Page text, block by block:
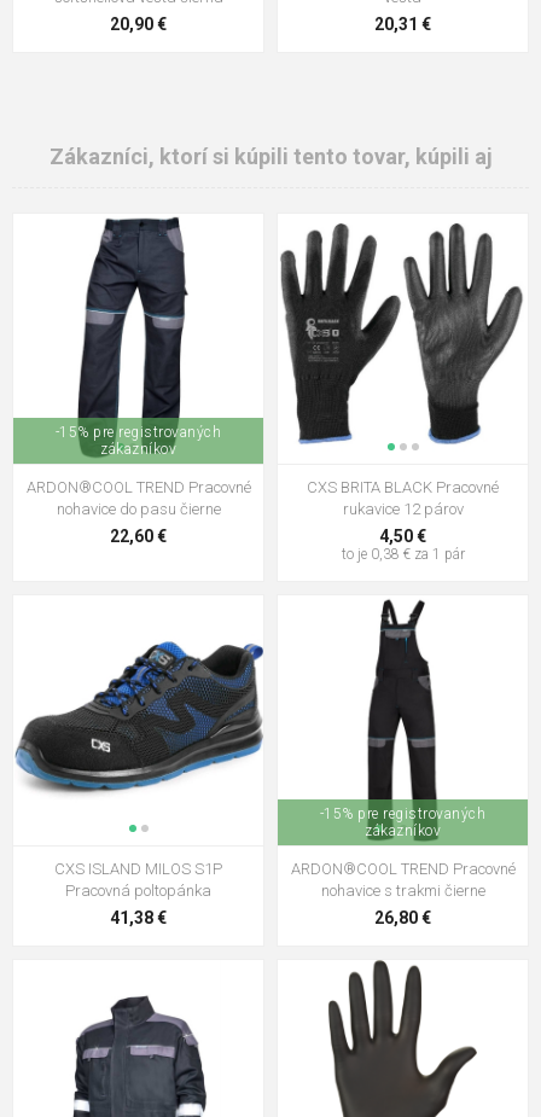
20,90 € 20,31 €
Zákazníci, ktorí si kúpili tento tovar, kúpili aj
-15% pre registrovaných
zákazníkov
ARDON®COOL TREND Pracovné
nohavice do pasu čierne
22,60 €
CXS BRITA BLACK Pracovné
rukavice 12 párov
4,50 €
to je 0,38 € za 1 pár
CXS ISLAND MILOS S1P
Pracovná poltopánka
41,38 €
-15% pre registrovaných
zákazníkov
ARDON®COOL TREND Pracovné
nohavice s trakmi čierne
26,80 €